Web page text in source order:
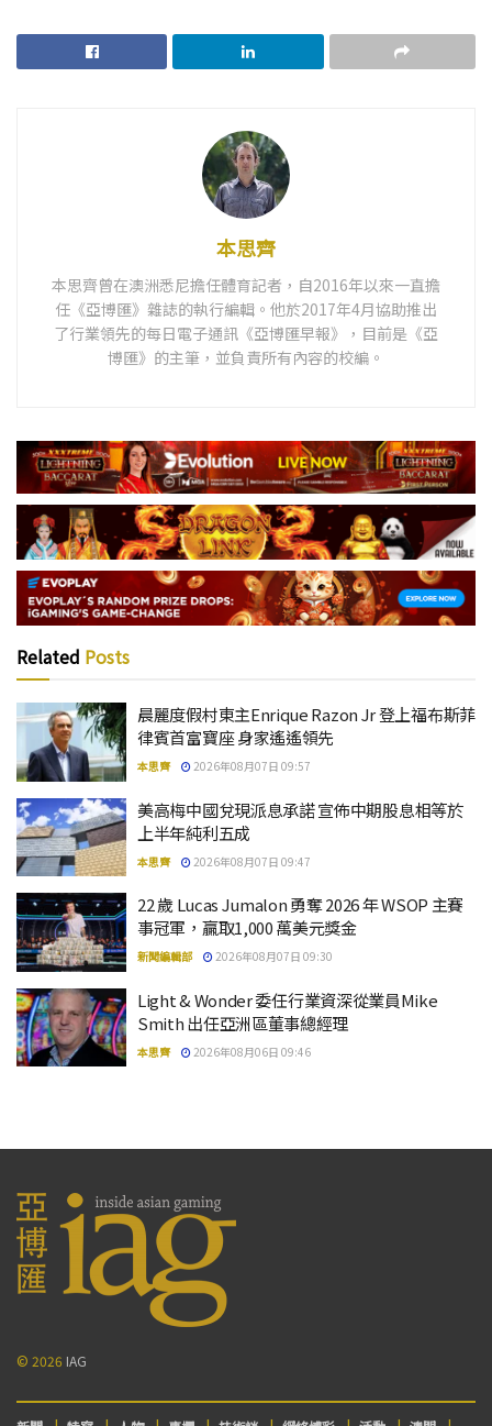
本思齊
本思齊曾在澳洲悉尼擔任體育記者，自2016年以來一直擔
任《亞博匯》雜誌的執行編輯。他於2017年4月協助推出
了行業領先的每日電子通訊《亞博匯早報》，目前是《亞
博匯》的主筆，並負責所有內容的校編。
Related Posts
晨麗度假村東主Enrique Razon Jr 登上福布斯菲
律賓首富寶座 身家遙遙領先
本思齊 2026年08月07日 09:57
美高梅中國兌現派息承諾 宣佈中期股息相等於
上半年純利五成
本思齊 2026年08月07日 09:47
22 歲 Lucas Jumalon 勇奪 2026 年 WSOP 主賽
事冠軍，贏取1,000 萬美元獎金
新聞編輯部 2026年08月07日 09:30
Light & Wonder 委任行業資深從業員Mike
Smith 出任亞洲區董事總經理
本思齊 2026年08月06日 09:46
© 2026 IAG